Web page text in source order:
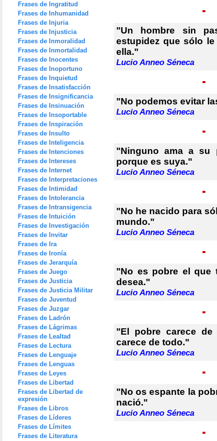
Frases de Ingratitud
Frases de Inhumanidad
Frases de Injuria
Frases de Injusticia
Frases de Inmoralidad
Frases de Inmortalidad
Frases de Inocentes
Frases de Inoportuno
Frases de Inquietud
Frases de Insatisfacción
Frases de Insignificancia
Frases de Insinuación
Frases de Insoportable
Frases de Inspiración
Frases de Insulto
Frases de Inteligencia
Frases de Intenciones
Frases de Intereses
Frases de Internet
Frases de Interpretaciones
Frases de Intimidad
Frases de Intolerancia
Frases de Intransigencia
Frases de Intuición
Frases de Investigación
Frases de Invitar
Frases de Ira
Frases de Ironía
Frases de Jerarquía
Frases de Juego
Frases de Justicia
Frases de Justicia Militar
Frases de Juventud
Frases de Juzgar
Frases de Ladrón
Frases de Lágrimas
Frases de Lealtad
Frases de Lectura
Frases de Lenguaje
Frases de Lenguas
Frases de Leyes
Frases de Libertad
Frases de Libertad de
expresión
Frases de Libros
Frases de Líderes
Frases de Límites
Frases de Literatura
"Un hombre sin
estupidez que sólo
ella."
Lucio Anneo Séneca
"No podemos evitar
Lucio Anneo Séneca
"Ninguno ama a su
porque es suya."
Lucio Anneo Séneca
"No he nacido para
mundo."
Lucio Anneo Séneca
"No es pobre el que
desea."
Lucio Anneo Séneca
"El pobre carece
carece de todo."
Lucio Anneo Séneca
"No os espante la
nació."
Lucio Anneo Séneca